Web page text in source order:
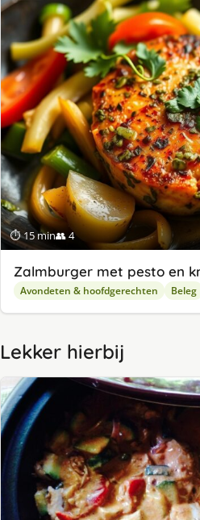
⏱ 15 min👥 4
Zalmburger met pesto en
Avondeten & hoofdgerechten Beleg
Lekker hierbij